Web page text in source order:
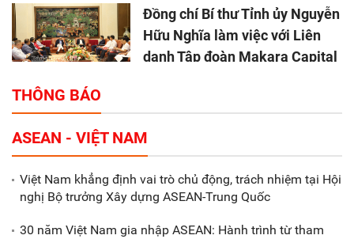
Đồng chí Bí thư Tỉnh ủy Nguyễn
Hữu Nghĩa làm việc với Liên
danh Tập đoàn Makara Capital
Tổng thu ngân sách nhà nước 9
tháng đầu năm 2025 đạt trên
70.600 tỷ đồng
Xã Nam Đông Hưng: Gặp mặt,
biểu dương các doanh nghiệp,
THÔNG BÁO
ASEAN - VIỆT NAM
Việt Nam khẳng định vai trò chủ động, trách nhiệm tại Hội
nghị Bộ trưởng Xây dựng ASEAN-Trung Quốc
30 năm Việt Nam gia nhập ASEAN: Hành trình từ tham